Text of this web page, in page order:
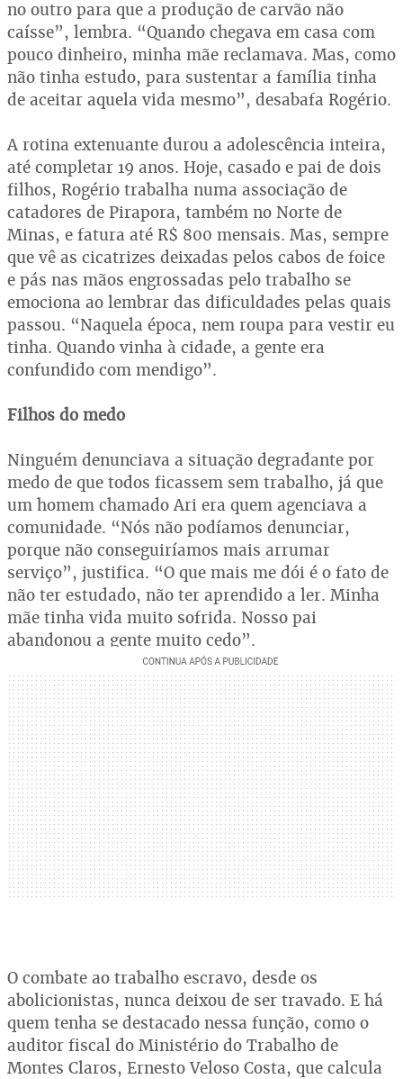
no outro para que a produção de carvão não
caísse”, lembra. “Quando chegava em casa com
pouco dinheiro, minha mãe reclamava. Mas, como
não tinha estudo, para sustentar a família tinha
de aceitar aquela vida mesmo”, desabafa Rogério.
A rotina extenuante durou a adolescência inteira,
até completar 19 anos. Hoje, casado e pai de dois
filhos, Rogério trabalha numa associação de
catadores de Pirapora, também no Norte de
Minas, e fatura até R$ 800 mensais. Mas, sempre
que vê as cicatrizes deixadas pelos cabos de foice
e pás nas mãos engrossadas pelo trabalho se
emociona ao lembrar das dificuldades pelas quais
passou. “Naquela época, nem roupa para vestir eu
tinha. Quando vinha à cidade, a gente era
confundido com mendigo”.
Filhos do medo
Ninguém denunciava a situação degradante por
medo de que todos ficassem sem trabalho, já que
um homem chamado Ari era quem agenciava a
comunidade. “Nós não podíamos denunciar,
porque não conseguiríamos mais arrumar
serviço”, justifica. “O que mais me dói é o fato de
não ter estudado, não ter aprendido a ler. Minha
mãe tinha vida muito sofrida. Nosso pai
abandonou a gente muito cedo”.
O combate ao trabalho escravo, desde os
abolicionistas, nunca deixou de ser travado. E há
quem tenha se destacado nessa função, como o
auditor fiscal do Ministério do Trabalho de
Montes Claros, Ernesto Veloso Costa, que calcula